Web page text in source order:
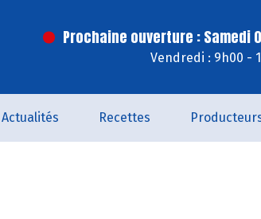
Prochaine ouverture : Samedi
Vendredi : 9h00 -
Actualités Recettes